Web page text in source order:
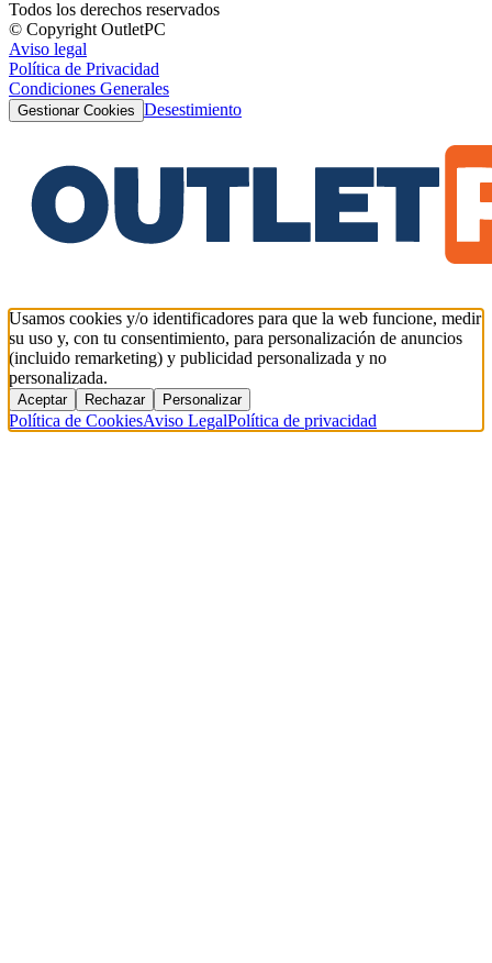
Todos los derechos reservados
© Copyright OutletPC
Aviso legal
Política de Privacidad
Condiciones Generales
Gestionar Cookies Desestimiento
Usamos cookies y/o identificadores para que la web funcione, medir
su uso y, con tu consentimiento, para personalización de anuncios
(incluido remarketing) y publicidad personalizada y no
personalizada.
Aceptar Rechazar Personalizar
Política de CookiesAviso LegalPolítica de privacidad